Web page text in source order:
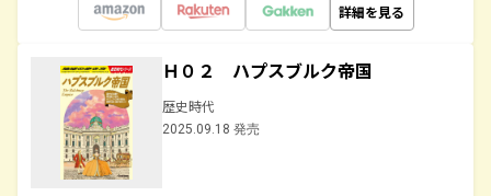
詳細を見る
Ｈ０２ ハプスブルク帝国
歴史時代
2025.09.18 発売